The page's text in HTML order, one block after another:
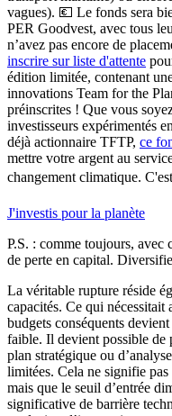
vagues). 💶 Le fonds sera
PER Goodvest, avec tous
n’avez pas encore de
inscrire sur liste d'attente
édition limitée, contenant
innovations Team for the
préinscrites ! Que vous
investisseurs expérimentés
déjà actionnaire TFTP, ce
mettre votre argent au
changement climatique.
J'investis pour la planète
P.S. : comme toujours, avec
de perte en capital.
La véritable rupture réside
capacités. Ce qui nécessitait
budgets conséquents
faible. Il devient possible de
plan stratégique ou
limitées. Cela ne signifie pas
mais que le seuil d’entrée
significative de barrière